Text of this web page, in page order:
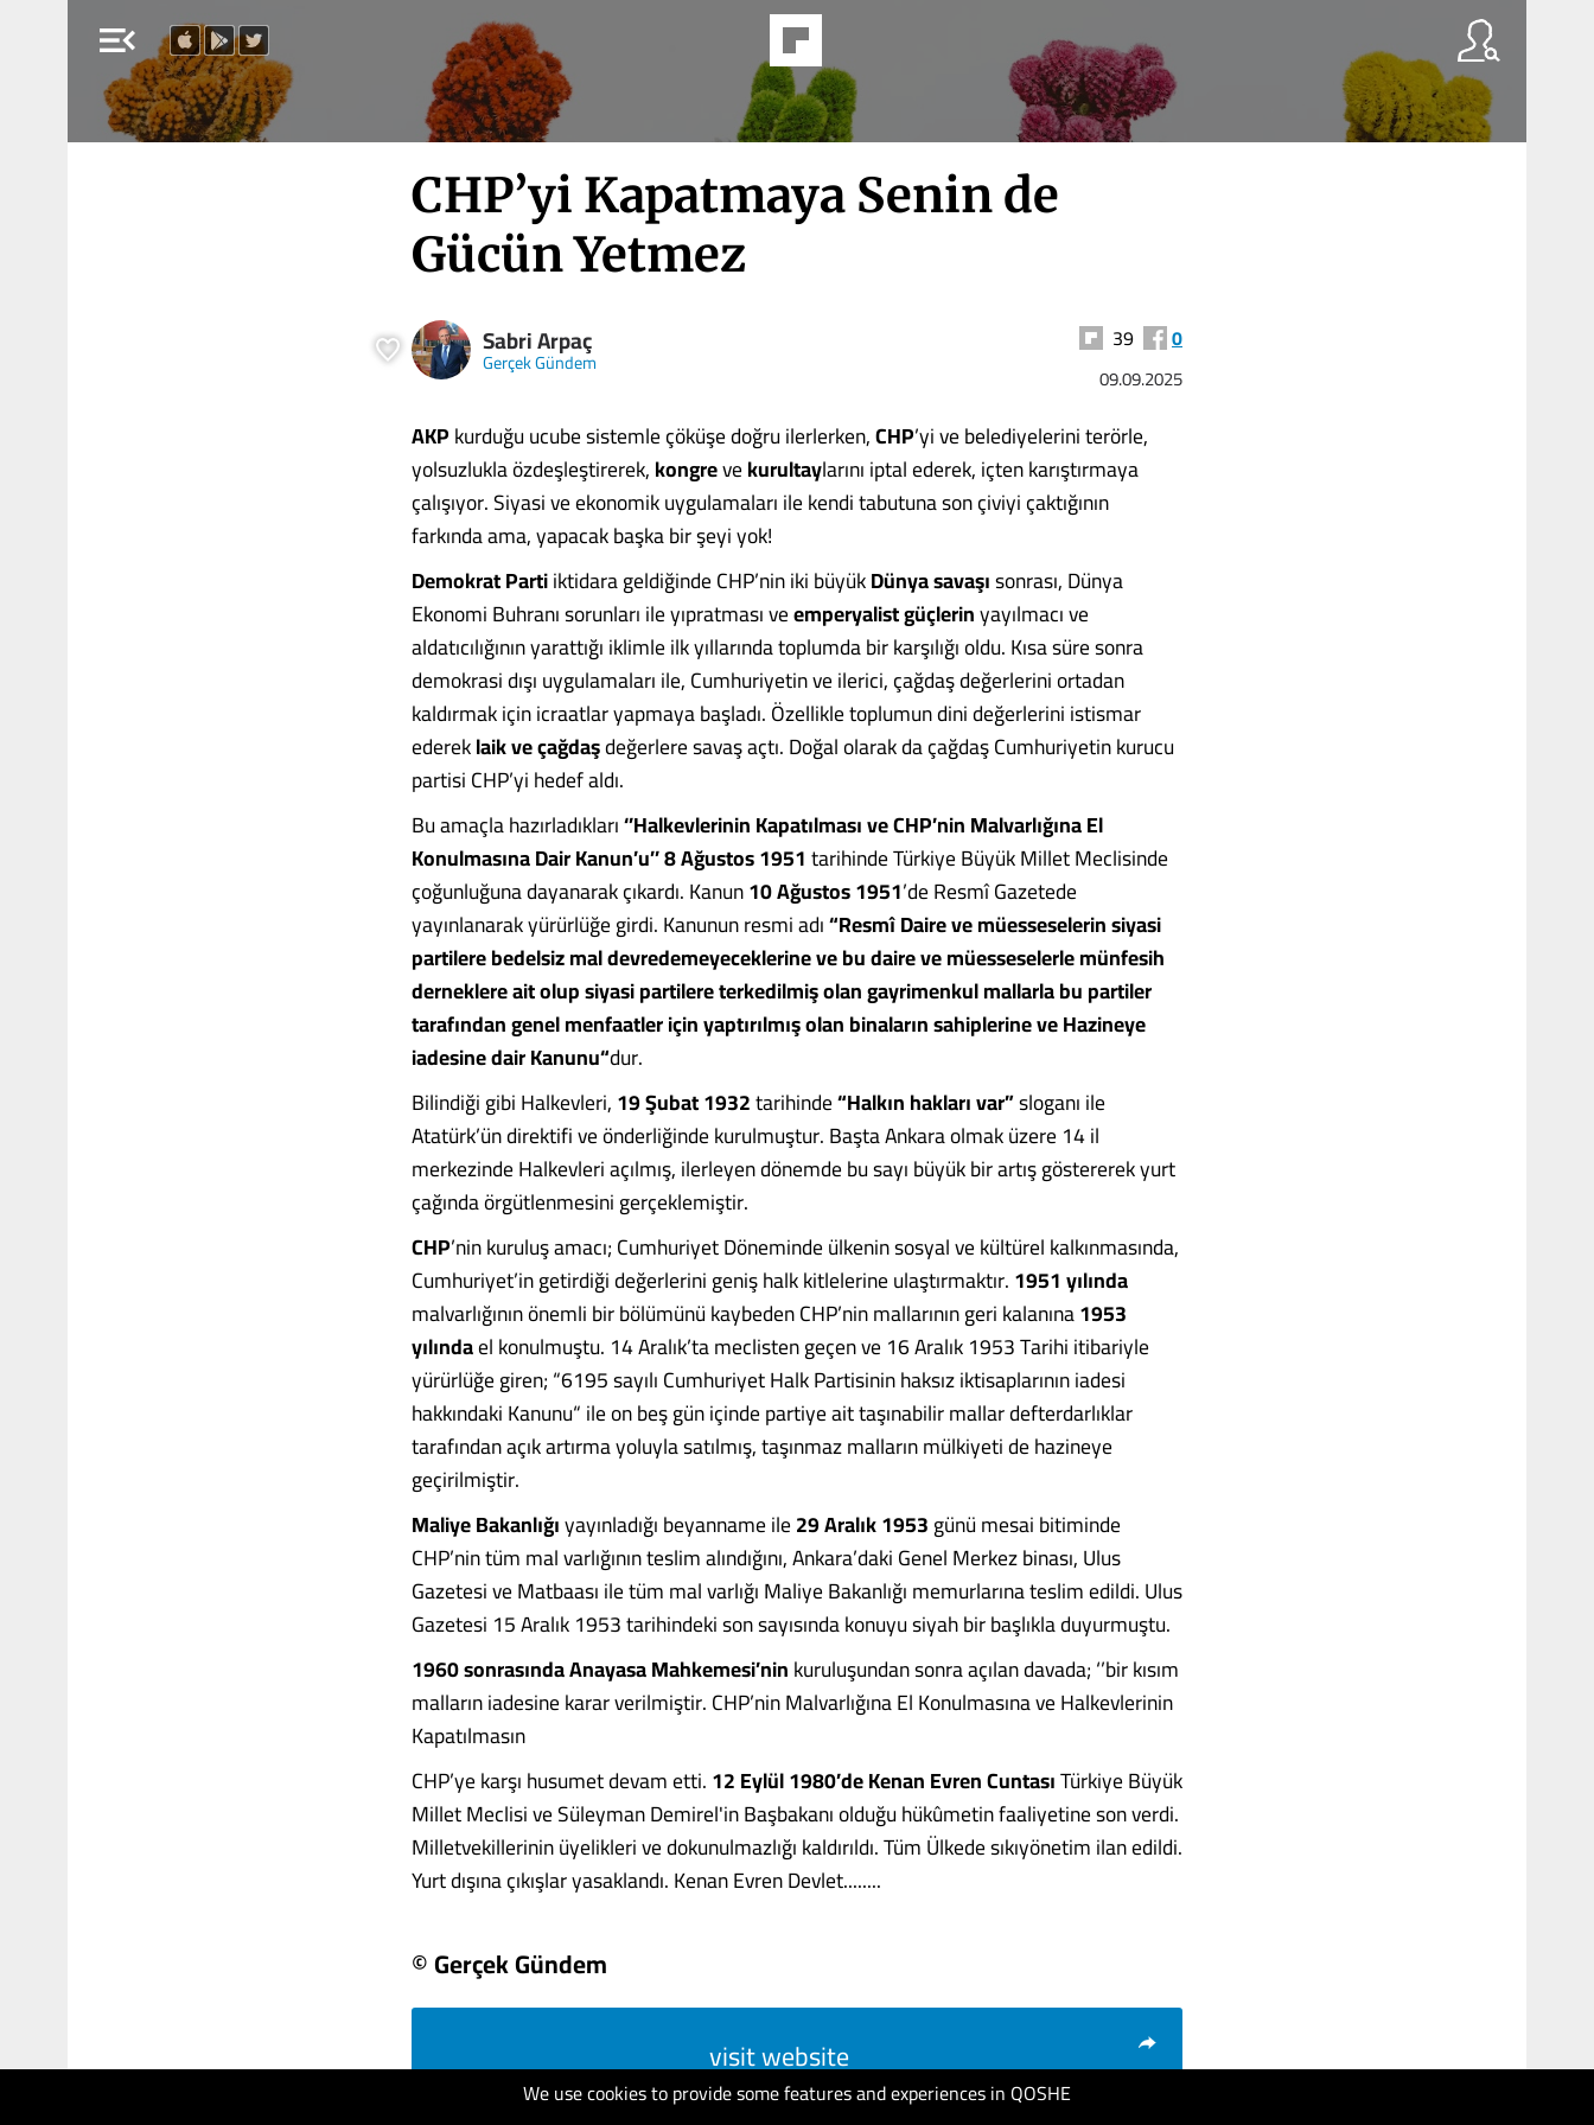
menu_open
We use cookies to provide some features and experiences in QOSHE
CHP’yi Kapatmaya Senin de
Gücün Yetmez
Sabri Arpaç
Gerçek Gündem
39 0
09.09.2025
AKPkurduğu ucube sistemle çöküşe doğru ilerlerken,CHP’yi ve belediyelerini terörle,
yolsuzlukla özdeşleştirerek,kongrevekurultaylarını iptal ederek, içten karıştırmaya
çalışıyor. Siyasi ve ekonomik uygulamaları ile kendi tabutuna son çiviyi çaktığının
farkında ama, yapacak başka bir şeyi yok!
Demokrat Partiiktidara geldiğinde CHP’nin iki büyükDünya savaşısonrası, Dünya
Ekonomi Buhranı sorunları ile yıpratması veemperyalist güçlerinyayılmacı ve
aldatıcılığının yarattığı iklimle ilk yıllarında toplumda bir karşılığı oldu. Kısa süre sonra
demokrasi dışı uygulamaları ile, Cumhuriyetin ve ilerici, çağdaş değerlerini ortadan
kaldırmak için icraatlar yapmaya başladı. Özellikle toplumun dini değerlerini istismar
edereklaik ve çağdaşdeğerlere savaş açtı. Doğal olarak da çağdaş Cumhuriyetin kurucu
partisi CHP’yi hedef aldı.
Bu amaçla hazırladıkları‘’Halkevlerinin Kapatılması ve CHP’nin Malvarlığına El
Konulmasına Dair Kanun’u’’8 Ağustos 1951tarihinde Türkiye Büyük Millet Meclisinde
çoğunluğuna dayanarak çıkardı. Kanun10 Ağustos 1951’de Resmî Gazetede
yayınlanarak yürürlüğe girdi. Kanunun resmi adı“Resmî Daire ve müesseselerin siyasi
partilere bedelsiz mal devredemeyeceklerine ve bu daire ve müesseselerle münfesih
derneklere ait olup siyasi partilere terkedilmiş olan gayrimenkul mallarla bu partiler
tarafından genel menfaatler için yaptırılmış olan binaların sahiplerine ve Hazineye
iadesine dair Kanunu“dur.
Bilindiği gibi Halkevleri,19 Şubat 1932tarihinde“Halkın hakları var”sloganı ile
Atatürk’ün direktifi ve önderliğinde kurulmuştur. Başta Ankara olmak üzere 14 il
merkezinde Halkevleri açılmış, ilerleyen dönemde bu sayı büyük bir artış göstererek yurt
çağında örgütlenmesini gerçeklemiştir.
CHP’nin kuruluş amacı; Cumhuriyet Döneminde ülkenin sosyal ve kültürel kalkınmasında,
Cumhuriyet’in getirdiği değerlerini geniş halk kitlelerine ulaştırmaktır.1951 yılında
malvarlığının önemli bir bölümünü kaybeden CHP’nin mallarının geri kalanına1953
yılındael konulmuştu. 14 Aralık’ta meclisten geçen ve 16 Aralık 1953 Tarihi itibariyle
yürürlüğe giren; “6195 sayılı Cumhuriyet Halk Partisinin haksız iktisaplarının iadesi
hakkındaki Kanunu“ ile on beş gün içinde partiye ait taşınabilir mallar defterdarlıklar
tarafından açık artırma yoluyla satılmış, taşınmaz malların mülkiyeti de hazineye
geçirilmiştir.
Maliye Bakanlığıyayınladığı beyanname ile29 Aralık 1953günü mesai bitiminde
CHP’nin tüm mal varlığının teslim alındığını, Ankara’daki Genel Merkez binası, Ulus
Gazetesi ve Matbaası ile tüm mal varlığı Maliye Bakanlığı memurlarına teslim edildi. Ulus
Gazetesi 15 Aralık 1953 tarihindeki son sayısında konuyu siyah bir başlıkla duyurmuştu.
1960 sonrasındaAnayasa Mahkemesi’ninkuruluşundan sonra açılan davada; ‘’bir kısım
malların iadesine karar verilmiştir. CHP’nin Malvarlığına El Konulmasına ve Halkevlerinin
Kapatılmasın
CHP’ye karşı husumet devam etti.12 Eylül 1980’de Kenan Evren CuntasıTürkiye Büyük
Millet Meclisi ve Süleyman Demirel'in Başbakanı olduğu hükûmetin faaliyetine son verdi.
Milletvekillerinin üyelikleri ve dokunulmazlığı kaldırıldı. Tüm Ülkede sıkıyönetim ilan edildi.
Yurt dışına çıkışlar yasaklandı. Kenan Evren Devlet........
© Gerçek Gündem
visit website